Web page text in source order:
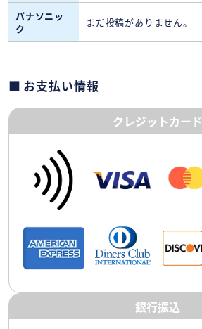
パナソニッ
ク
まだ投稿がありません。
お支払い情報
クレジットカード
銀行振込